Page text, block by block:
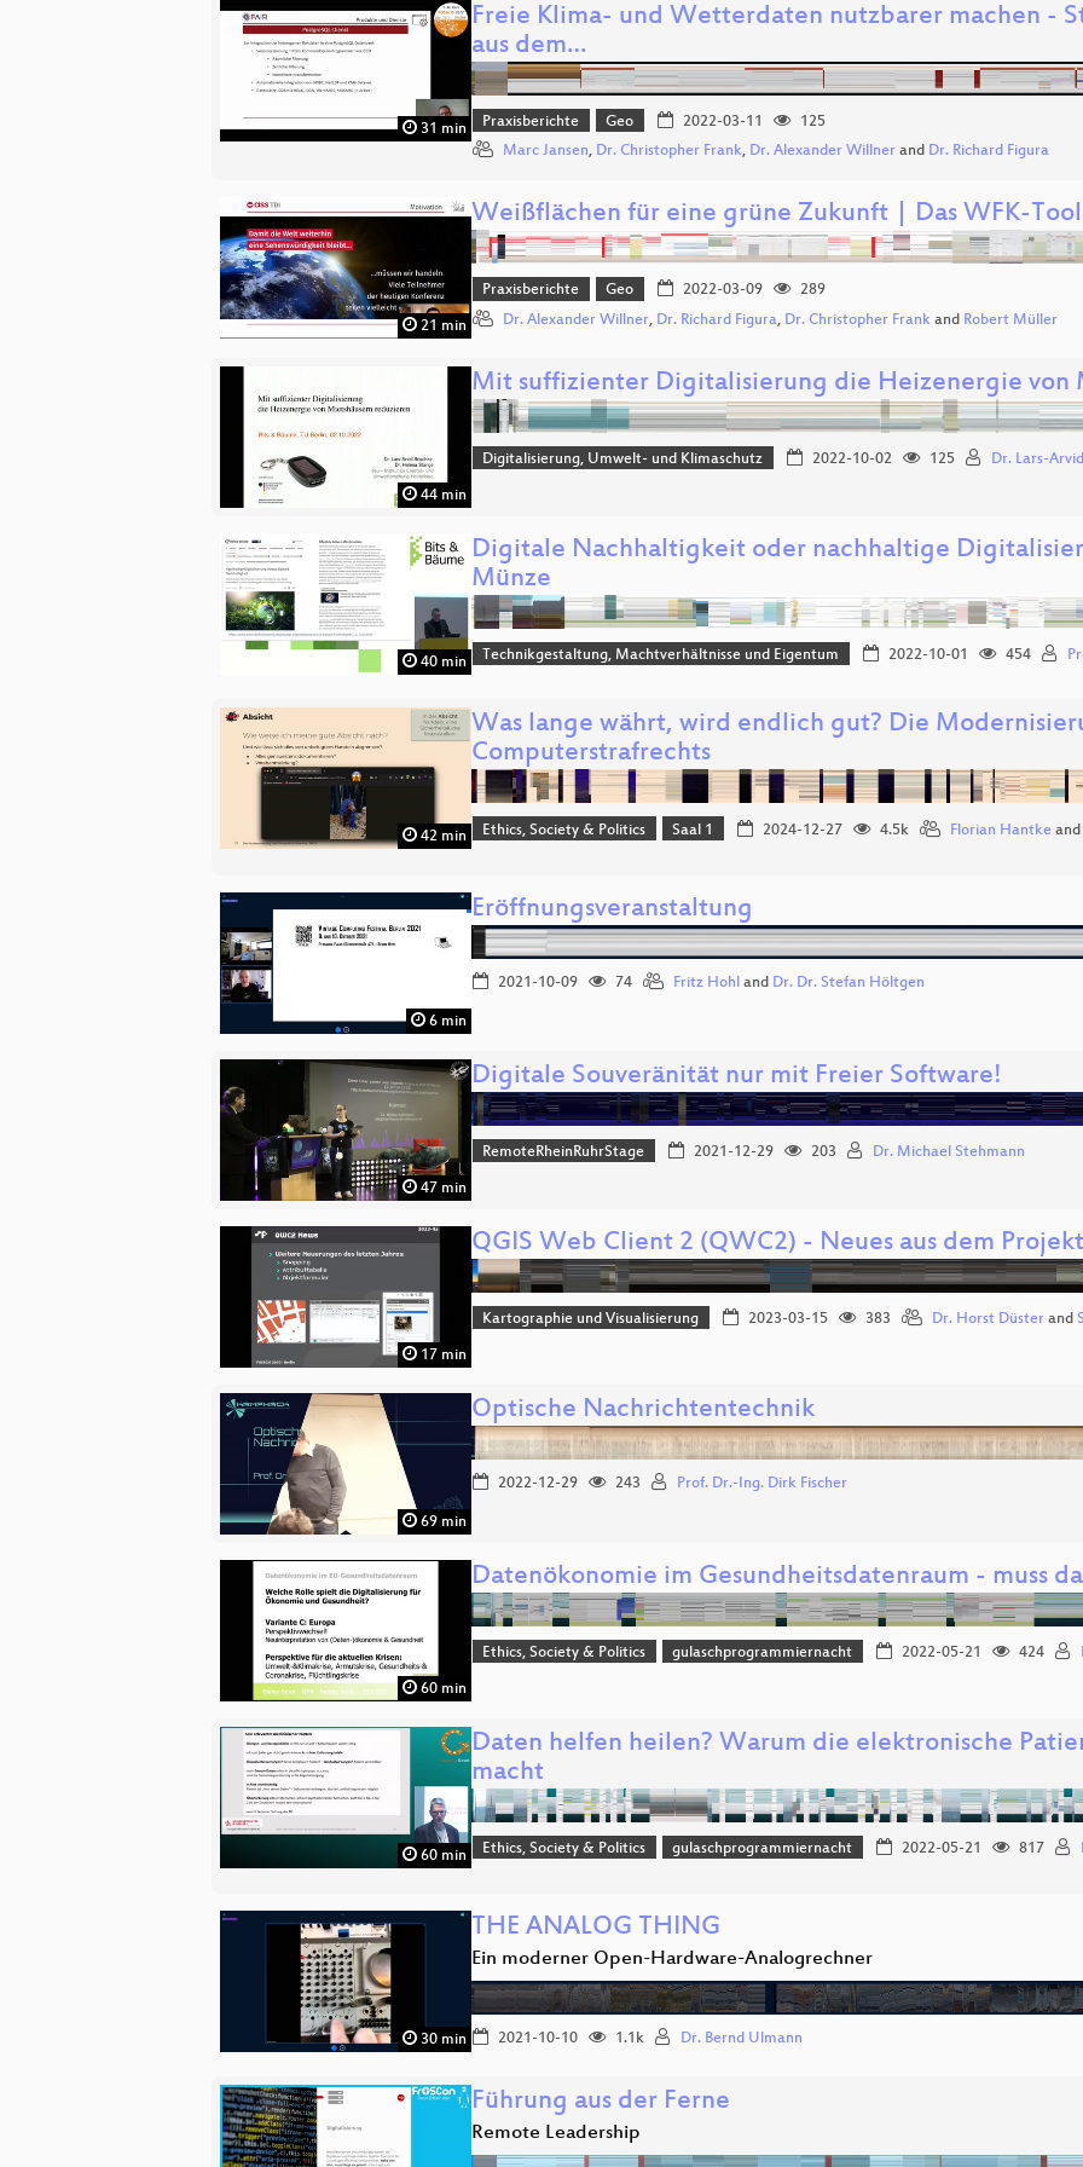
31 min
Freie Klima- und Wetterdaten nutzbarer machen -
aus dem…
Praxisberichte Geo 2022-03-11
125
Marc Jansen, Dr. Christopher Frank, Dr. Alexander Willner and Dr. Richard Figura
21 min
Weißflächen für eine grüne Zukunft | Das WFK-Tool
Praxisberichte Geo 2022-03-09
289
Dr. Alexander Willner, Dr. Richard Figura, Dr. Christopher Frank and Robert Müller
44 min
Mit suffizienter Digitalisierung die Heizenergie von
Digitalisierung, Umwelt- und Klimaschutz 2022-10-02 125 Dr. Lars-
40 min
Digitale Nachhaltigkeit oder nachhaltige
Münze
Technikgestaltung, Machtverhältnisse und Eigentum 2022-10-01 454
42 min
Was lange währt, wird endlich gut? Die
Computerstrafrechts
Ethics, Society & Politics Saal 1 2024-12-27 4.5k Florian Hantkeand
6 min
Eröffnungsveranstaltung
2021-10-09 74 Fritz Hohl and Dr. Dr. Stefan Höltgen
47 min
Digitale Souveränität nur mit Freier Software!
RemoteRheinRuhrStage 2021-12-29 203 Dr. Michael Stehmann
17 min
QGIS Web Client 2 (QWC2) - Neues aus dem Projekt
Kartographie und Visualisierung 2023-03-15 383 Dr. Horst Düsterand
69 min
Optische Nachrichtentechnik
2022-12-29 243 Prof. Dr.-Ing. Dirk Fischer
60 min
Datenökonomie im Gesundheitsdatenraum - muss
Ethics, Society & Politics gulaschprogrammiernacht 2022-05-21 424
60 min
Daten helfen heilen? Warum die elektronische
macht
Ethics, Society & Politics gulaschprogrammiernacht 2022-05-21 817
30 min
THE ANALOG THING
Ein moderner Open-Hardware-Analogrechner
2021-10-10 1.1k Dr. Bernd Ulmann
Führung aus der Ferne
Remote Leadership